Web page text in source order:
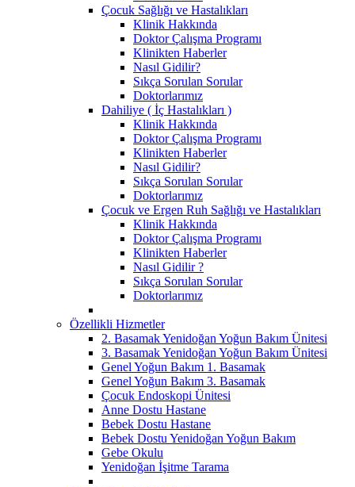
Çocuk Sağlığı ve Hastalıkları
Klinik Hakkında
Doktor Çalışma Programı
Klinikten Haberler
Nasıl Gidilir?
Sıkça Sorulan Sorular
Doktorlarımız
Dahiliye ( İç Hastalıkları )
Klinik Hakkında
Doktor Çalışma Programı
Klinikten Haberler
Nasıl Gidilir?
Sıkça Sorulan Sorular
Doktorlarımız
Çocuk ve Ergen Ruh Sağlığı ve Hastalıkları
Klinik Hakkında
Doktor Çalışma Programı
Klinikten Haberler
Nasıl Gidilir ?
Sıkça Sorulan Sorular
Doktorlarımız
Özellikli Hizmetler
2. Basamak Yenidoğan Yoğun Bakım Ünitesi
3. Basamak Yenidoğan Yoğun Bakım Ünitesi
Genel Yoğun Bakım 1. Basamak
Genel Yoğun Bakım 3. Basamak
Çocuk Endoskopi Ünitesi
Anne Dostu Hastane
Bebek Dostu Hastane
Bebek Dostu Yenidoğan Yoğun Bakım
Gebe Okulu
Yenidoğan İşitme Tarama